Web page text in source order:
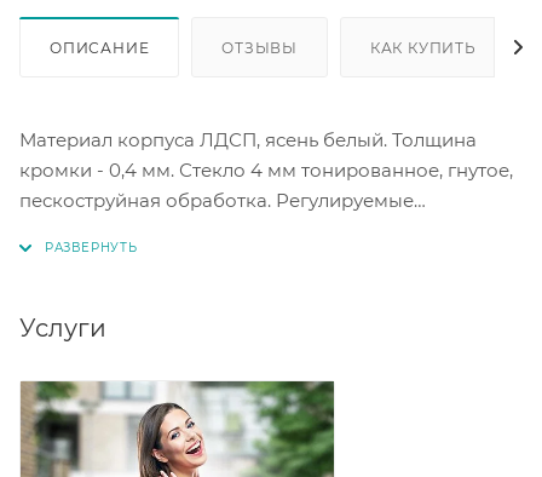
ОПИСАНИЕ ОТЗЫВЫ КАК КУПИТЬ
Материал корпуса ЛДСП, ясень белый. Толщина
кромки - 0,4 мм. Стекло 4 мм тонированное, гнутое,
пескоструйная обработка. Регулируемые
Svarovski.
Услуги